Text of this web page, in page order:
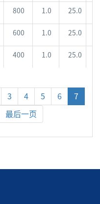
800 1.0 25.0
600 1.0 25.0
400 1.0 25.0
3 4 5 6 7
最后一页